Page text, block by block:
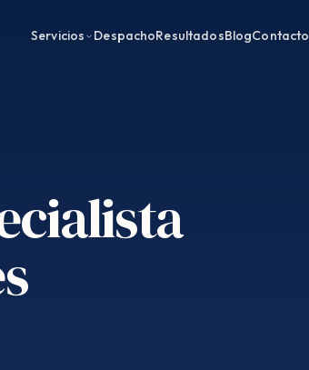
Servicios DespachoResultadosBlogContacto